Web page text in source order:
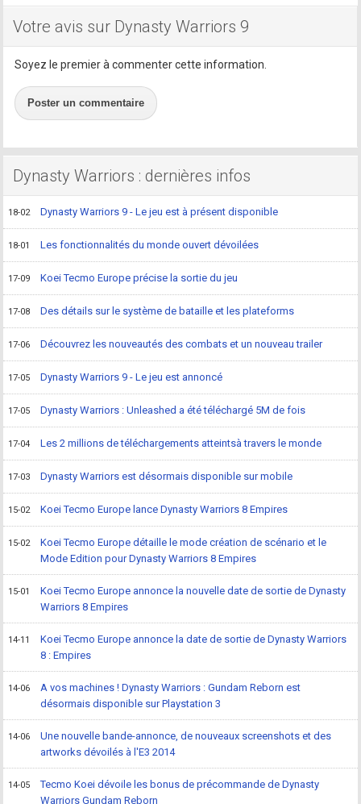
Votre avis sur Dynasty Warriors 9
Soyez le premier à commenter cette information.
Poster un commentaire
Dynasty Warriors : dernières infos
18-02 Dynasty Warriors 9 - Le jeu est à présent disponible
18-01 Les fonctionnalités du monde ouvert dévoilées
17-09 Koei Tecmo Europe précise la sortie du jeu
17-08 Des détails sur le système de bataille et les plateforms
17-06 Découvrez les nouveautés des combats et un nouveau trailer
17-05 Dynasty Warriors 9 - Le jeu est annoncé
17-05 Dynasty Warriors : Unleashed a été téléchargé 5M de fois
17-04 Les 2 millions de téléchargements atteintsà travers le monde
17-03 Dynasty Warriors est désormais disponible sur mobile
15-02 Koei Tecmo Europe lance Dynasty Warriors 8 Empires
15-02
Koei Tecmo Europe détaille le mode création de scénario et le
Mode Edition pour Dynasty Warriors 8 Empires
15-01
Koei Tecmo Europe annonce la nouvelle date de sortie de Dynasty
Warriors 8 Empires
14-11
Koei Tecmo Europe annonce la date de sortie de Dynasty Warriors
8 : Empires
14-06
A vos machines ! Dynasty Warriors : Gundam Reborn est
désormais disponible sur Playstation 3
14-06
Une nouvelle bande-annonce, de nouveaux screenshots et des
artworks dévoilés à l'E3 2014
14-05
Tecmo Koei dévoile les bonus de précommande de Dynasty
Warriors Gundam Reborn